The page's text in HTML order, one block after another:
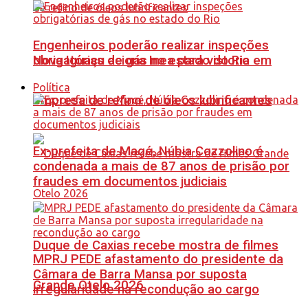
Nova Iguaçu aciona Inea para vistoria em
empresa de refino de óleos lubrificantes
Duque de Caxias recebe mostra de filmes
Grande Otelo 2026
Engenheiros poderão realizar inspeções
obrigatórias de gás no estado do Rio
Política
Ex-prefeita de Magé, Núbia Cozzolino é
condenada a mais de 87 anos de prisão por
fraudes em documentos judiciais
MPRJ PEDE afastamento do presidente da
Câmara de Barra Mansa por suposta
irregularidade na recondução ao cargo